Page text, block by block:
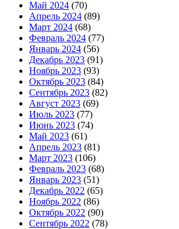
Май 2024 (70)
Апрель 2024 (89)
Март 2024 (68)
Февраль 2024 (77)
Январь 2024 (56)
Декабрь 2023 (91)
Ноябрь 2023 (93)
Октябрь 2023 (84)
Сентябрь 2023 (82)
Август 2023 (69)
Июль 2023 (77)
Июнь 2023 (74)
Май 2023 (61)
Апрель 2023 (81)
Март 2023 (106)
Февраль 2023 (68)
Январь 2023 (51)
Декабрь 2022 (65)
Ноябрь 2022 (86)
Октябрь 2022 (90)
Сентябрь 2022 (78)